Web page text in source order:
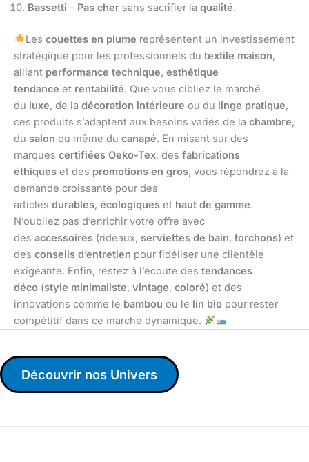
Bassetti – Pas cher sans sacrifier la qualité.
Les couettes en plume représentent un investissement
stratégique pour les professionnels du textile maison,
alliant performance technique, esthétique
tendance et rentabilité. Que vous cibliez le marché
du luxe, de la décoration intérieure ou du linge pratique,
ces produits s’adaptent aux besoins variés de la chambre,
du salon ou même du canapé. En misant sur des
marques certifiées Oeko-Tex, des fabrications
éthiques et des promotions en gros, vous répondrez à la
demande croissante pour des
articles durables, écologiques et haut de gamme.
N’oubliez pas d’enrichir votre offre avec
des accessoires (rideaux, serviettes de bain, torchons) et
des conseils d’entretien pour fidéliser une clientèle
exigeante. Enfin, restez à l’écoute des tendances
déco (style minimaliste, vintage, coloré) et des
innovations comme le bambou ou le lin bio pour rester
compétitif dans ce marché dynamique.
Découvrir nos Univers